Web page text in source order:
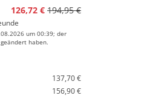
126,72 € 194,95 €
um 00:39; der
haben.
137,70 €
156,90 €